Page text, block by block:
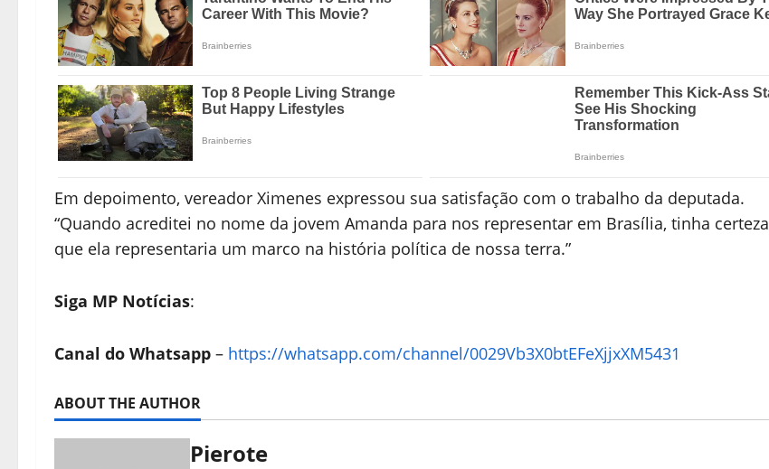
Em depoimento, vereador Ximenes expressou sua satisfação com o trabalho da deputada.
“Quando acreditei no nome da jovem Amanda para nos representar em Brasília, tinha certeza
que ela representaria um marco na história política de nossa terra.”
Siga MP Notícias:
Canal do Whatsapp – https://whatsapp.com/channel/0029Vb3X0btEFeXjjxXM5431
ABOUT THE AUTHOR
Pierote